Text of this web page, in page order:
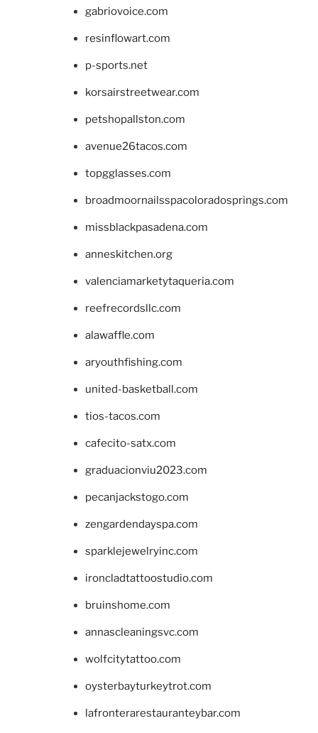
gabriovoice.com
resinflowart.com
p-sports.net
korsairstreetwear.com
petshopallston.com
avenue26tacos.com
topgglasses.com
broadmoornailsspacoloradosprings.com
missblackpasadena.com
anneskitchen.org
valenciamarketytaqueria.com
reefrecordsllc.com
alawaffle.com
aryouthfishing.com
united-basketball.com
tios-tacos.com
cafecito-satx.com
graduacionviu2023.com
pecanjackstogo.com
zengardendayspa.com
sparklejewelryinc.com
ironcladtattoostudio.com
bruinshome.com
annascleaningsvc.com
wolfcitytattoo.com
oysterbayturkeytrot.com
lafronterarestauranteybar.com